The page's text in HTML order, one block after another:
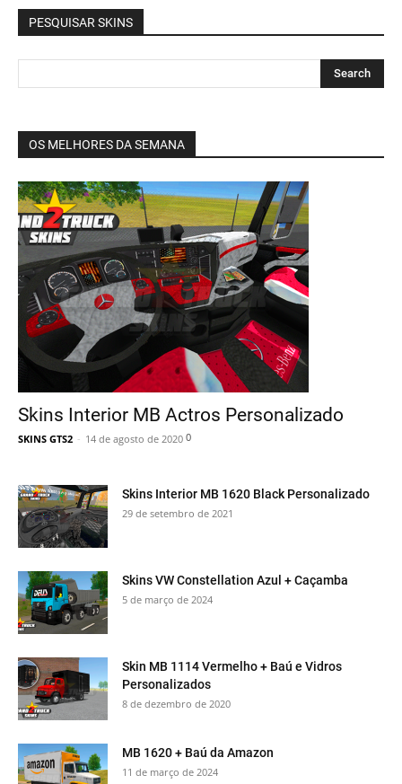
PESQUISAR SKINS
OS MELHORES DA SEMANA
Skins Interior MB Actros Personalizado
SKINS GTS2 - 14 de agosto de 2020 0
Skins Interior MB 1620 Black Personalizado
29 de setembro de 2021
Skins VW Constellation Azul + Caçamba
5 de março de 2024
Skin MB 1114 Vermelho + Baú e Vidros
Personalizados
8 de dezembro de 2020
MB 1620 + Baú da Amazon
11 de março de 2024